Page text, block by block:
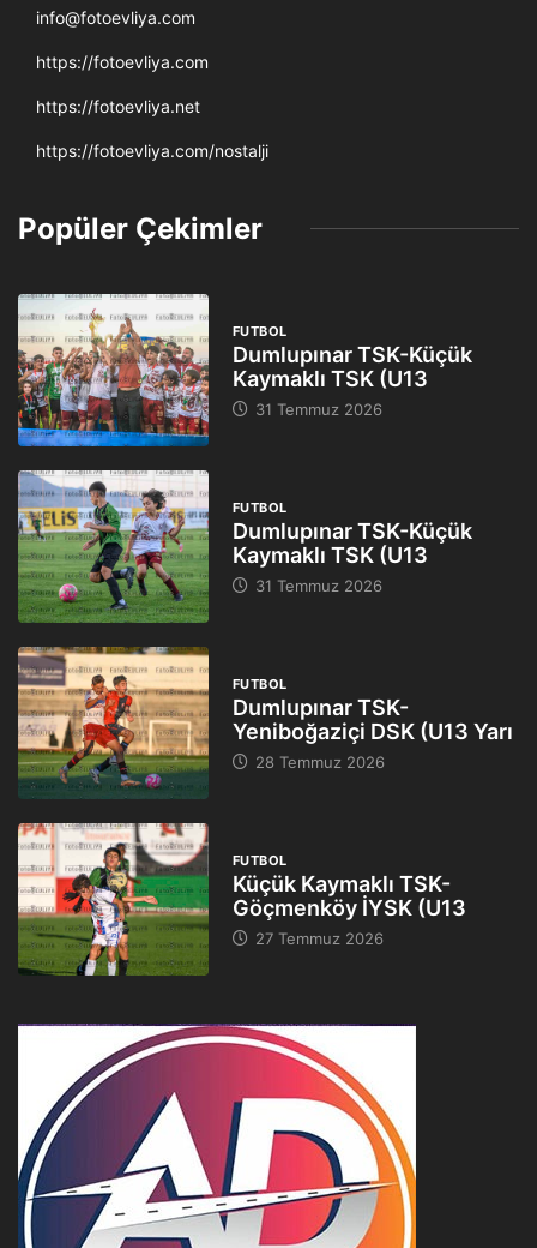
info@fotoevliya.com
https://fotoevliya.com
https://fotoevliya.net
https://fotoevliya.com/nostalji
Popüler Çekimler
FUTBOL
Dumlupınar TSK-Küçük
Kaymaklı TSK (U13
31 Temmuz 2026
FUTBOL
Dumlupınar TSK-Küçük
Kaymaklı TSK (U13
31 Temmuz 2026
FUTBOL
Dumlupınar TSK-
Yeniboğaziçi DSK (U13 Yarı
28 Temmuz 2026
FUTBOL
Küçük Kaymaklı TSK-
Göçmenköy İYSK (U13
27 Temmuz 2026